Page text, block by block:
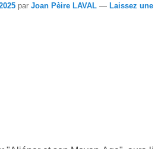
par Joan Pèire LAVAL — Laissez